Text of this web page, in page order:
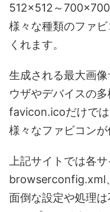
512×512～700×700
様々な種類のファ
くれます。
生成される最大画
ウザやデバイスの
favicon.icoだけで
様々なファビコンが
上記サイトでは各
browserconfig.xml
面倒な設定や処理